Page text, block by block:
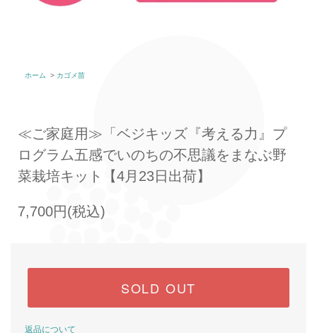
ホーム > カゴメ苗
≪ご家庭用≫「ベジキッズ『考える力』プ
ログラム五感でいのちの不思議をまなぶ野
菜栽培キット【4月23日出荷】
7,700円(税込)
SOLD OUT
返品について